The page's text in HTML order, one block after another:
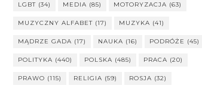
LGBT(34) MEDIA (85) MOTORYZACJA (63)
MUZYCZNY ALFABET(17) MUZYKA (41)
MĄDRZE GADA (17) NAUKA (16) PODRÓŻE (45)
POLITYKA (440) POLSKA (485) PRACA (20)
PRAWO (115) RELIGIA (59) ROSJA (32)